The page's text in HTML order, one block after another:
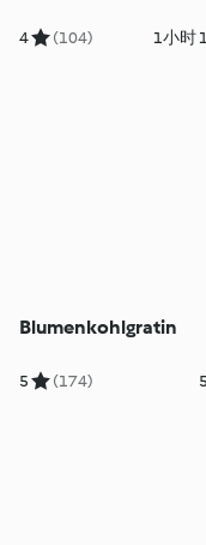
4 (104) 1小时
Blumenkohlgratin
5 (174)